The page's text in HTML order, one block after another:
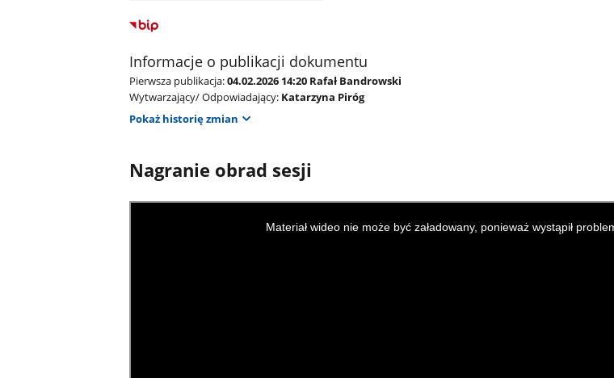
Informacje o publikacji dokumentu
Pierwsza publikacja:04.02.2026 14:20 Rafał Bandrowski
Wytwarzający/ Odpowiadający: Katarzyna Piróg
Pokaż historię zmian
Nagranie obrad sesji